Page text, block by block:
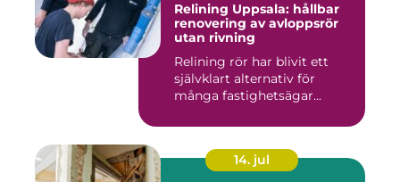
Relining Uppsala: hållbar
renovering av avloppsrör
utan rivning
Relining rör har blivit ett
självklart alternativ för
många fastighetsägar...
14. jul